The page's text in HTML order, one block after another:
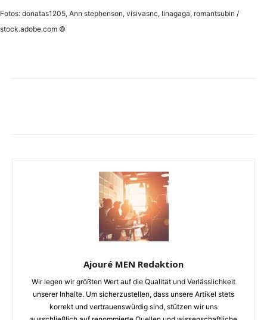
Fotos: donatas1205, Ann stephenson, visivasnc, linagaga, romantsubin /
stock.adobe.com ©
Ajouré MEN Redaktion
Wir legen wir größten Wert auf die Qualität und Verlässlichkeit
unserer Inhalte. Um sicherzustellen, dass unsere Artikel stets
korrekt und vertrauenswürdig sind, stützen wir uns